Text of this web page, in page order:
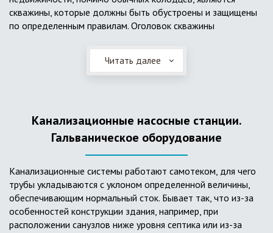
скважины, которые должны быть обустроены и защищены
по определенным правилам. Оголовок скважины
и автоматикой. Все это оборудование способно
подвергаться загрязнению атмосферными и
его работу в нормальном режиме. Лучшим способом
защиты оборудования является устройство герметичной
камеры или кессона, который не только защищает оголовок
скважины от негативных воздействий, но и обеспечивает
удобные условия для обслуживания в любой период года.
Кессон может быть выполнен из обычных железобетонных
колец, но только при отсутствии высокого уровня
подземных вод, так как в этом случае затруднительно
обеспечить требуемую герметичность. Если имеется
Читать далее
Канализационные насосные станции.
Гальваническое оборудование
Канализационные системы работают самотеком, для чего
трубы укладываются с уклоном определенной величины,
обеспечивающим нормальный сток. Бывает так, что из-за
особенностей конструкции здания, например, при
расположении санузлов ниже уровня септика или из-за